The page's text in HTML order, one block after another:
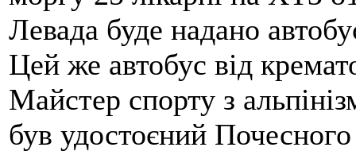
Левада буде надано
Цей же автобус від
Майстер спорту з
був удостоєний